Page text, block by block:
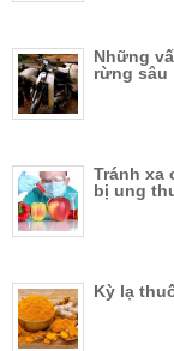
Những
rừng sâu
Tránh xa
bị ung
Kỳ lạ